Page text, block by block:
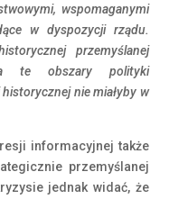
wspomaganymi
w dyspozycji rządu.
przemyślanej
te obszary polityki
nie miałyby w
informacyjnej także
przemyślanej
jednak widać, że